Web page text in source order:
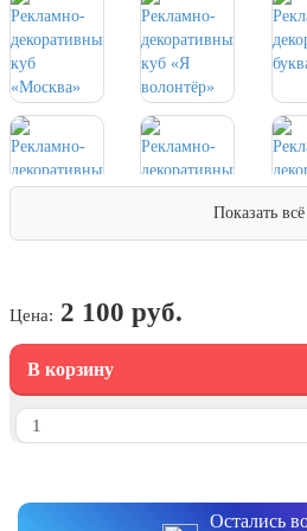
парада на Красной площади
7 ноября, День Октябрьской
революции
10 ноября, День сотрудника органов
внутренних дел РФ
19 ноября, День Ракетных Войск и
Артиллерии
ноября)
5 декабря, День начала
контрнаступления советских войск
борьбы с коррупцией
12 декабря, День конституции РФ
Показать всё
Цена: 2 100 руб.
В корзину
Остались